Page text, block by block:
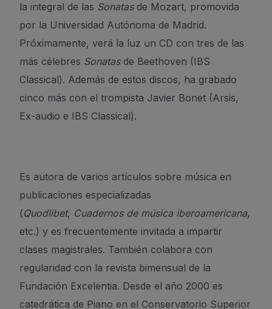
la integral de las Sonatasde Mozart, promovida
por la Universidad Autónoma de Madrid.
Próximamente, verá la luz un CD con tres de las
más célebres Sonatasde Beethoven (IBS
Classical). Además de estos discos, ha grabado
cinco más con el trompista Javier Bonet (Arsis,
Ex-audio e IBS Classical).
Es autora de varios artículos sobre música en
publicaciones especializadas
(Quodlibet, Cuadernos de música iberoamericana,
etc.) y es frecuentemente invitada a impartir
clases magistrales. También colabora con
regularidad con la revista bimensual de la
Fundación Excelentia. Desde el año 2000 es
catedrática de Piano en el Conservatorio Superior